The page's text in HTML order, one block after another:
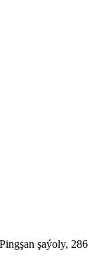
şaýoly, 286